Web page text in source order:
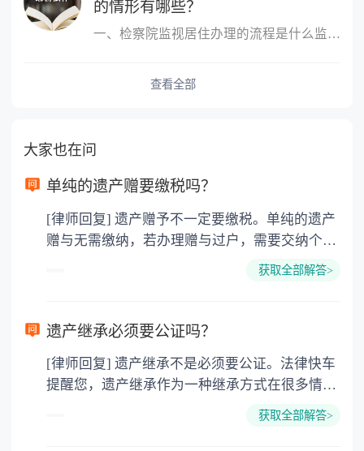
的情形有哪些？
一、检察院监视居住办理的流程是什么监视居住应当在犯罪嫌疑人、被...
查看全部
大家也在问
单纯的遗产赠要缴税吗？
[律师回复] 遗产赠予不一定要缴税。单纯的遗产
赠与无需缴纳，若办理赠与过户，需要交纳个人
所得税、契税和公证费。赠与过户是没有增值税
要缴纳公证费，具体如下： 1. 公证费：按房
3. 印花税：按房屋评估价的0.05%缴纳 4. 土
地增值税：按房价1%缴纳 5. 房屋产权登记费：
获取全部解答>
遗产继承必须要公证吗？
[律师回复] 遗产继承不是必须要公证。法律快车
提醒您，遗产继承作为一种继承方式在很多情况
下都是不需要公证的，当然，如果需要公正的也
获取全部解答>